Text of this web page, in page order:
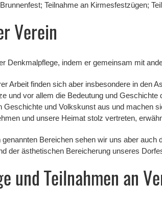
Teilnahme an Kirmesfestzügen;
Verein
Denkmalpflege, indem er gemeinsam mit
Arbeit finden sich aber insbesondere in den
und vor allem die Bedeutung und
Geschichte und Volkskunst aus und machen
und unsere Heimat stolz vertreten,
genannten Bereichen sehen wir uns aber
der ästhetischen Bereicherung unseres
und Teilnahmen an